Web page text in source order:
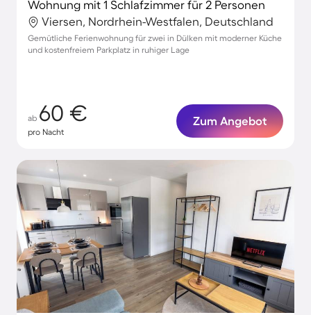
Wohnung mit 1 Schlafzimmer für 2 Personen
Viersen, Nordrhein-Westfalen, Deutschland
Gemütliche Ferienwohnung für zwei in Dülken mit moderner Küche
und kostenfreiem Parkplatz in ruhiger Lage
ab 60 €
pro Nacht
Zum Angebot